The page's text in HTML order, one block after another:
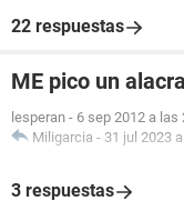
22 respuestas
ME pico un
lesperan - 6 sep 2012 a las
Miligarcia - 31 jul 2023
3 respuestas